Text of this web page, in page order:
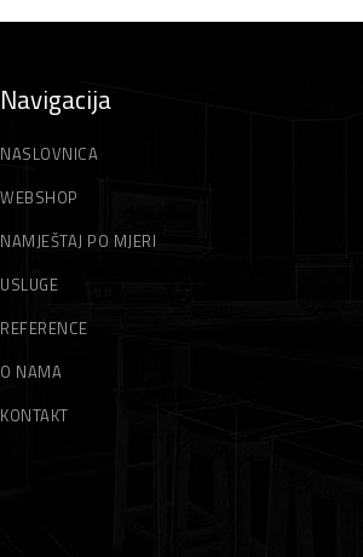
Navigacija
NASLOVNICA
WEBSHOP
NAMJEŠTAJ PO MJERI
USLUGE
REFERENCE
O NAMA
KONTAKT